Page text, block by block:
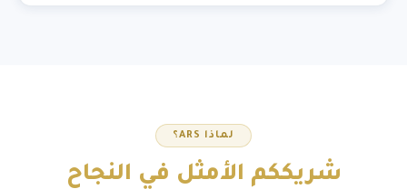
لماذا ARS؟
شريككم الأمثل في النجاح